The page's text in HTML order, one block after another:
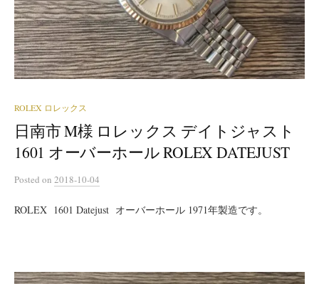
ROLEX ロレックス
日南市 M様 ロレックス デイトジャスト
1601 オーバーホール ROLEX DATEJUST
Posted on 2018-10-04
ROLEX 1601 Datejust オーバーホール 1971年製造です。